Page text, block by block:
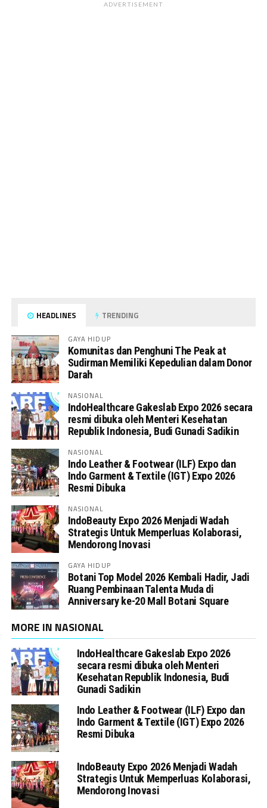
ADVERTISEMENT
HEADLINES TRENDING
GAYA HIDUP
Komunitas dan Penghuni The Peak at
Sudirman Memiliki Kepedulian dalam Donor
Darah
NASIONAL
IndoHealthcare Gakeslab Expo 2026 secara
resmi dibuka oleh Menteri Kesehatan
Republik Indonesia, Budi Gunadi Sadikin
NASIONAL
Indo Leather & Footwear (ILF) Expo dan
Indo Garment & Textile (IGT) Expo 2026
Resmi Dibuka
NASIONAL
IndoBeauty Expo 2026 Menjadi Wadah
Strategis Untuk Memperluas Kolaborasi,
Mendorong Inovasi
GAYA HIDUP
Botani Top Model 2026 Kembali Hadir, Jadi
Ruang Pembinaan Talenta Muda di
Anniversary ke-20 Mall Botani Square
MORE IN NASIONAL
IndoHealthcare Gakeslab Expo 2026
secara resmi dibuka oleh Menteri
Kesehatan Republik Indonesia, Budi
Gunadi Sadikin
Indo Leather & Footwear (ILF) Expo dan
Indo Garment & Textile (IGT) Expo 2026
Resmi Dibuka
IndoBeauty Expo 2026 Menjadi Wadah
Strategis Untuk Memperluas Kolaborasi,
Mendorong Inovasi